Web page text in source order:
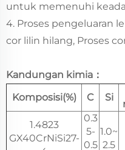
untuk memenuhi
4. Proses pengeluaran
cor lilin hilang, Proses
Kandungan kimia：
Komposisi(%)
C Si
1.4823
GX40CrNiSi27-
0.3
5-
0.5
1.0~
2.5